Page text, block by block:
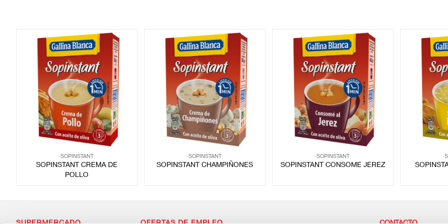
SOPINSTANT
SOPINSTANT CREMA DE
POLLO
SOPINSTANT
SOPINSTANT CHAMPIÑONES
SOPINSTANT
SOPINSTANT CONSOME JEREZ